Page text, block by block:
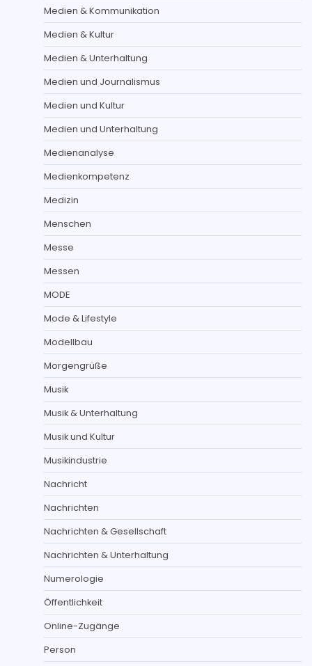
Medien & Kommunikation
Medien & Kultur
Medien & Unterhaltung
Medien und Journalismus
Medien und Kultur
Medien und Unterhaltung
Medienanalyse
Medienkompetenz
Medizin
Menschen
Messe
Messen
MODE
Mode & Lifestyle
Modellbau
Morgengrüße
Musik
Musik & Unterhaltung
Musik und Kultur
Musikindustrie
Nachricht
Nachrichten
Nachrichten & Gesellschaft
Nachrichten & Unterhaltung
Numerologie
Öffentlichkeit
Online-Zugänge
Person